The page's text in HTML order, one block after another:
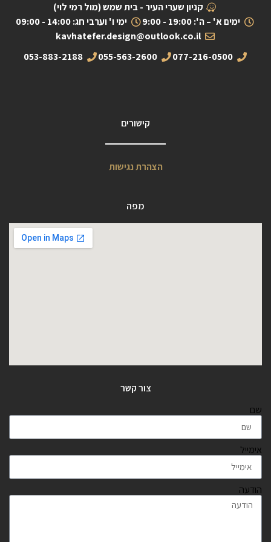
קניון שערי העיר - בית שמש (מול רמי לוי)
ימים א' – ה': 19:00 - 9:00
ימי ו' וערבי חג: 14:00 - 09:00
kavhatefer.design@outlook.co.il
077-216-0500
055-563-2600
053-883-2188
קישורים
הצהרת נגישות
מפה
צור קשר
שם
אימייל
הודעה